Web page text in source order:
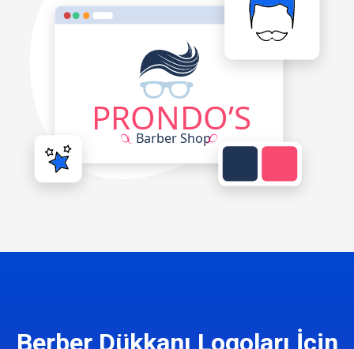
Berber Dükkanı Logoları İçin